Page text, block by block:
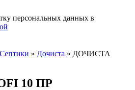
персональных данных в
Септики » Дочиста » ДОЧИСТА
10 ПР